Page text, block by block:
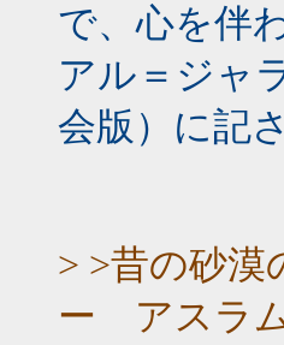
で、心を伴
アル＝ジャ
会版）に記
> >昔の砂漠
ー アスラ